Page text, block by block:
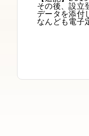
その後、設立
データを添付
なんども電子